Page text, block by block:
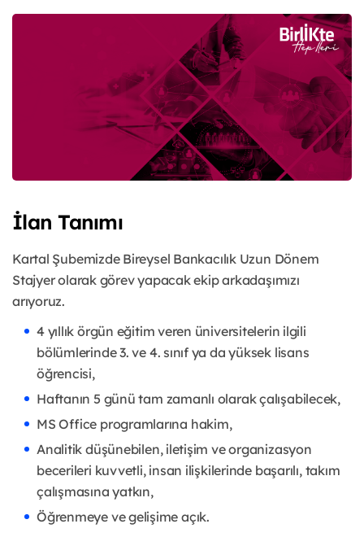
İlan Tanımı
Kartal Şubemizde Bireysel Bankacılık Uzun Dönem
Stajyer olarak görev yapacak ekip arkadaşımızı
arıyoruz.
4 yıllık örgün eğitim veren üniversitelerin ilgili
bölümlerinde 3. ve 4. sınıf ya da yüksek lisans
öğrencisi,
Haftanın 5 günü tam zamanlı olarak çalışabilecek,
MS Office programlarına hakim,
Analitik düşünebilen, iletişim ve organizasyon
becerileri kuvvetli, insan ilişkilerinde başarılı, takım
çalışmasına yatkın,
Öğrenmeye ve gelişime açık.